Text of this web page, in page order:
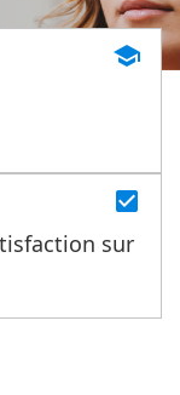
school
sur
check_box